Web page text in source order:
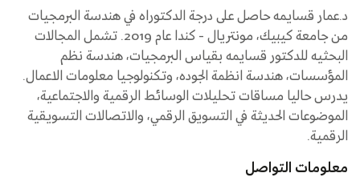
د.عمار قسايمه حاصل على درجة الدكتوراه في هندسة البرمجيات
من جامعة كيبيك، مونتريال - كندا عام 2019. تشمل المجالات
البحثيه للدكتور قسايمه بقياس البرمجيات، هندسة نظم
المؤسسات، هندسة انظمة الجوده، وتكنولوجيا معلومات الاعمال.
يدرس حاليا مساقات تحليلات الوسائط الرقمية والاجتماعية،
الموضوعات الحديثة في التسويق الرقمي، والاتصالات التسويقية
الرقمية.
معلومات التواصل